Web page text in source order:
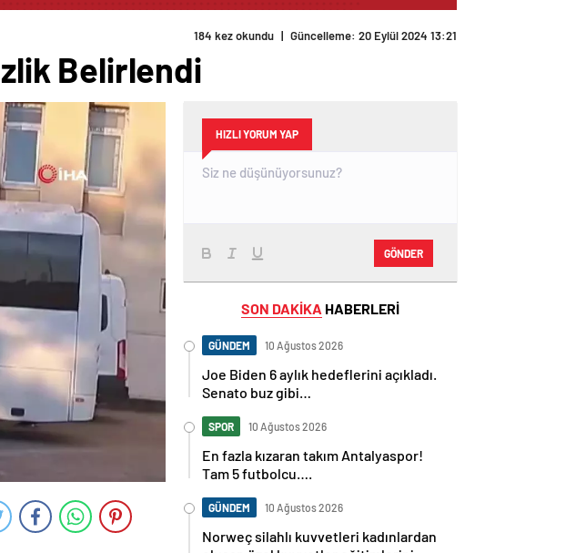
184 kez okundu | Güncelleme: 20 Eylül 2024 13:21
Belirlendi
HIZLI YORUM YAP
GÖNDER
SON DAKİKA HABERLERİ
GÜNDEM 10 Ağustos 2026
Joe Biden 6 aylık hedeflerini açıkladı.
Senato buz gibi…
SPOR 10 Ağustos 2026
En fazla kızaran takım Antalyaspor!
Tam 5 futbolcu….
GÜNDEM 10 Ağustos 2026
Norweç silahlı kuvvetleri kadınlardan